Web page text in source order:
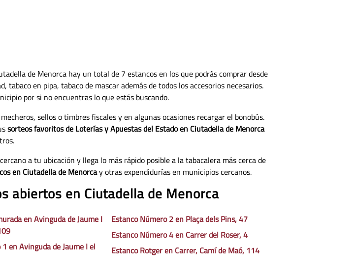
de Menorca hay un total de 7 estancos en los que podrás comprar desde
en pipa, tabaco de mascar además de todos los accesorios necesarios.
por si no encuentras lo que estás buscando.
sellos o timbres fiscales y en algunas ocasiones recargar el bonobús.
sorteos favoritos de Loterías y Apuestas del Estado en Ciutadella de Menorca
a tu ubicación y llega lo más rápido posible a la tabacalera más cerca de
en Ciutadella de Menorcay otras expendidurías en municipios cercanos.
abiertos en Ciutadella de Menorca
en Avinguda de Jaume I
en Avinguda de Jaume I el
Estanco Número 2 en Plaça dels Pins, 47
Estanco Número 4 en Carrer del Roser, 4
Estanco Rotger en Carrer, Camí de Maó, 114